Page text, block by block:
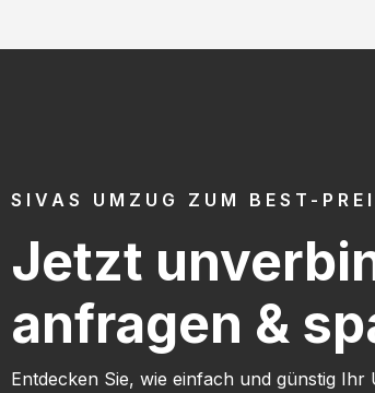
SIVAS UMZUG ZUM BEST-
Jetzt
anfragen &
Entdecken Sie, wie einfach und günstig